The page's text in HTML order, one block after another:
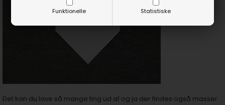
Funktionelle Statistiske
Det kan du lave så mange ting ud af og ja der findes også masser